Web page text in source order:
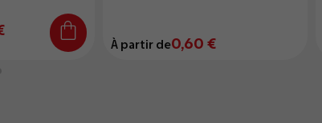
À partir de0,60 €